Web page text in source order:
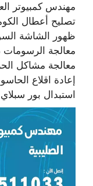
مهندس كمبيوتر
تصليح أعطال
ظهور الشاشة
معالجة الرسومات
معالجة مشاكل
إعادة اقلاع
استبدال بور